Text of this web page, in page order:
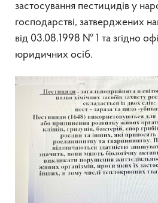
застосування пестицидів у
господарстві, затверджених
від 03.08.1998 № 1 та згідно
юридичних осіб.